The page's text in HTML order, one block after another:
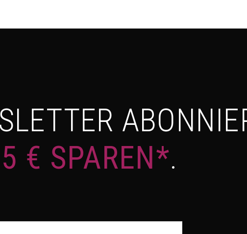
5 € SPAREN*.